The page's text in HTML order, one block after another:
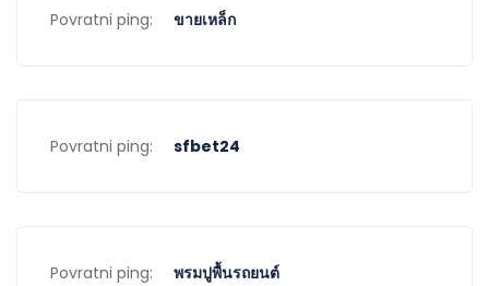
Povratni ping: ขายเหล็ก
Povratni ping: sfbet24
Povratni ping: พรมปูพื้นรถยนต์